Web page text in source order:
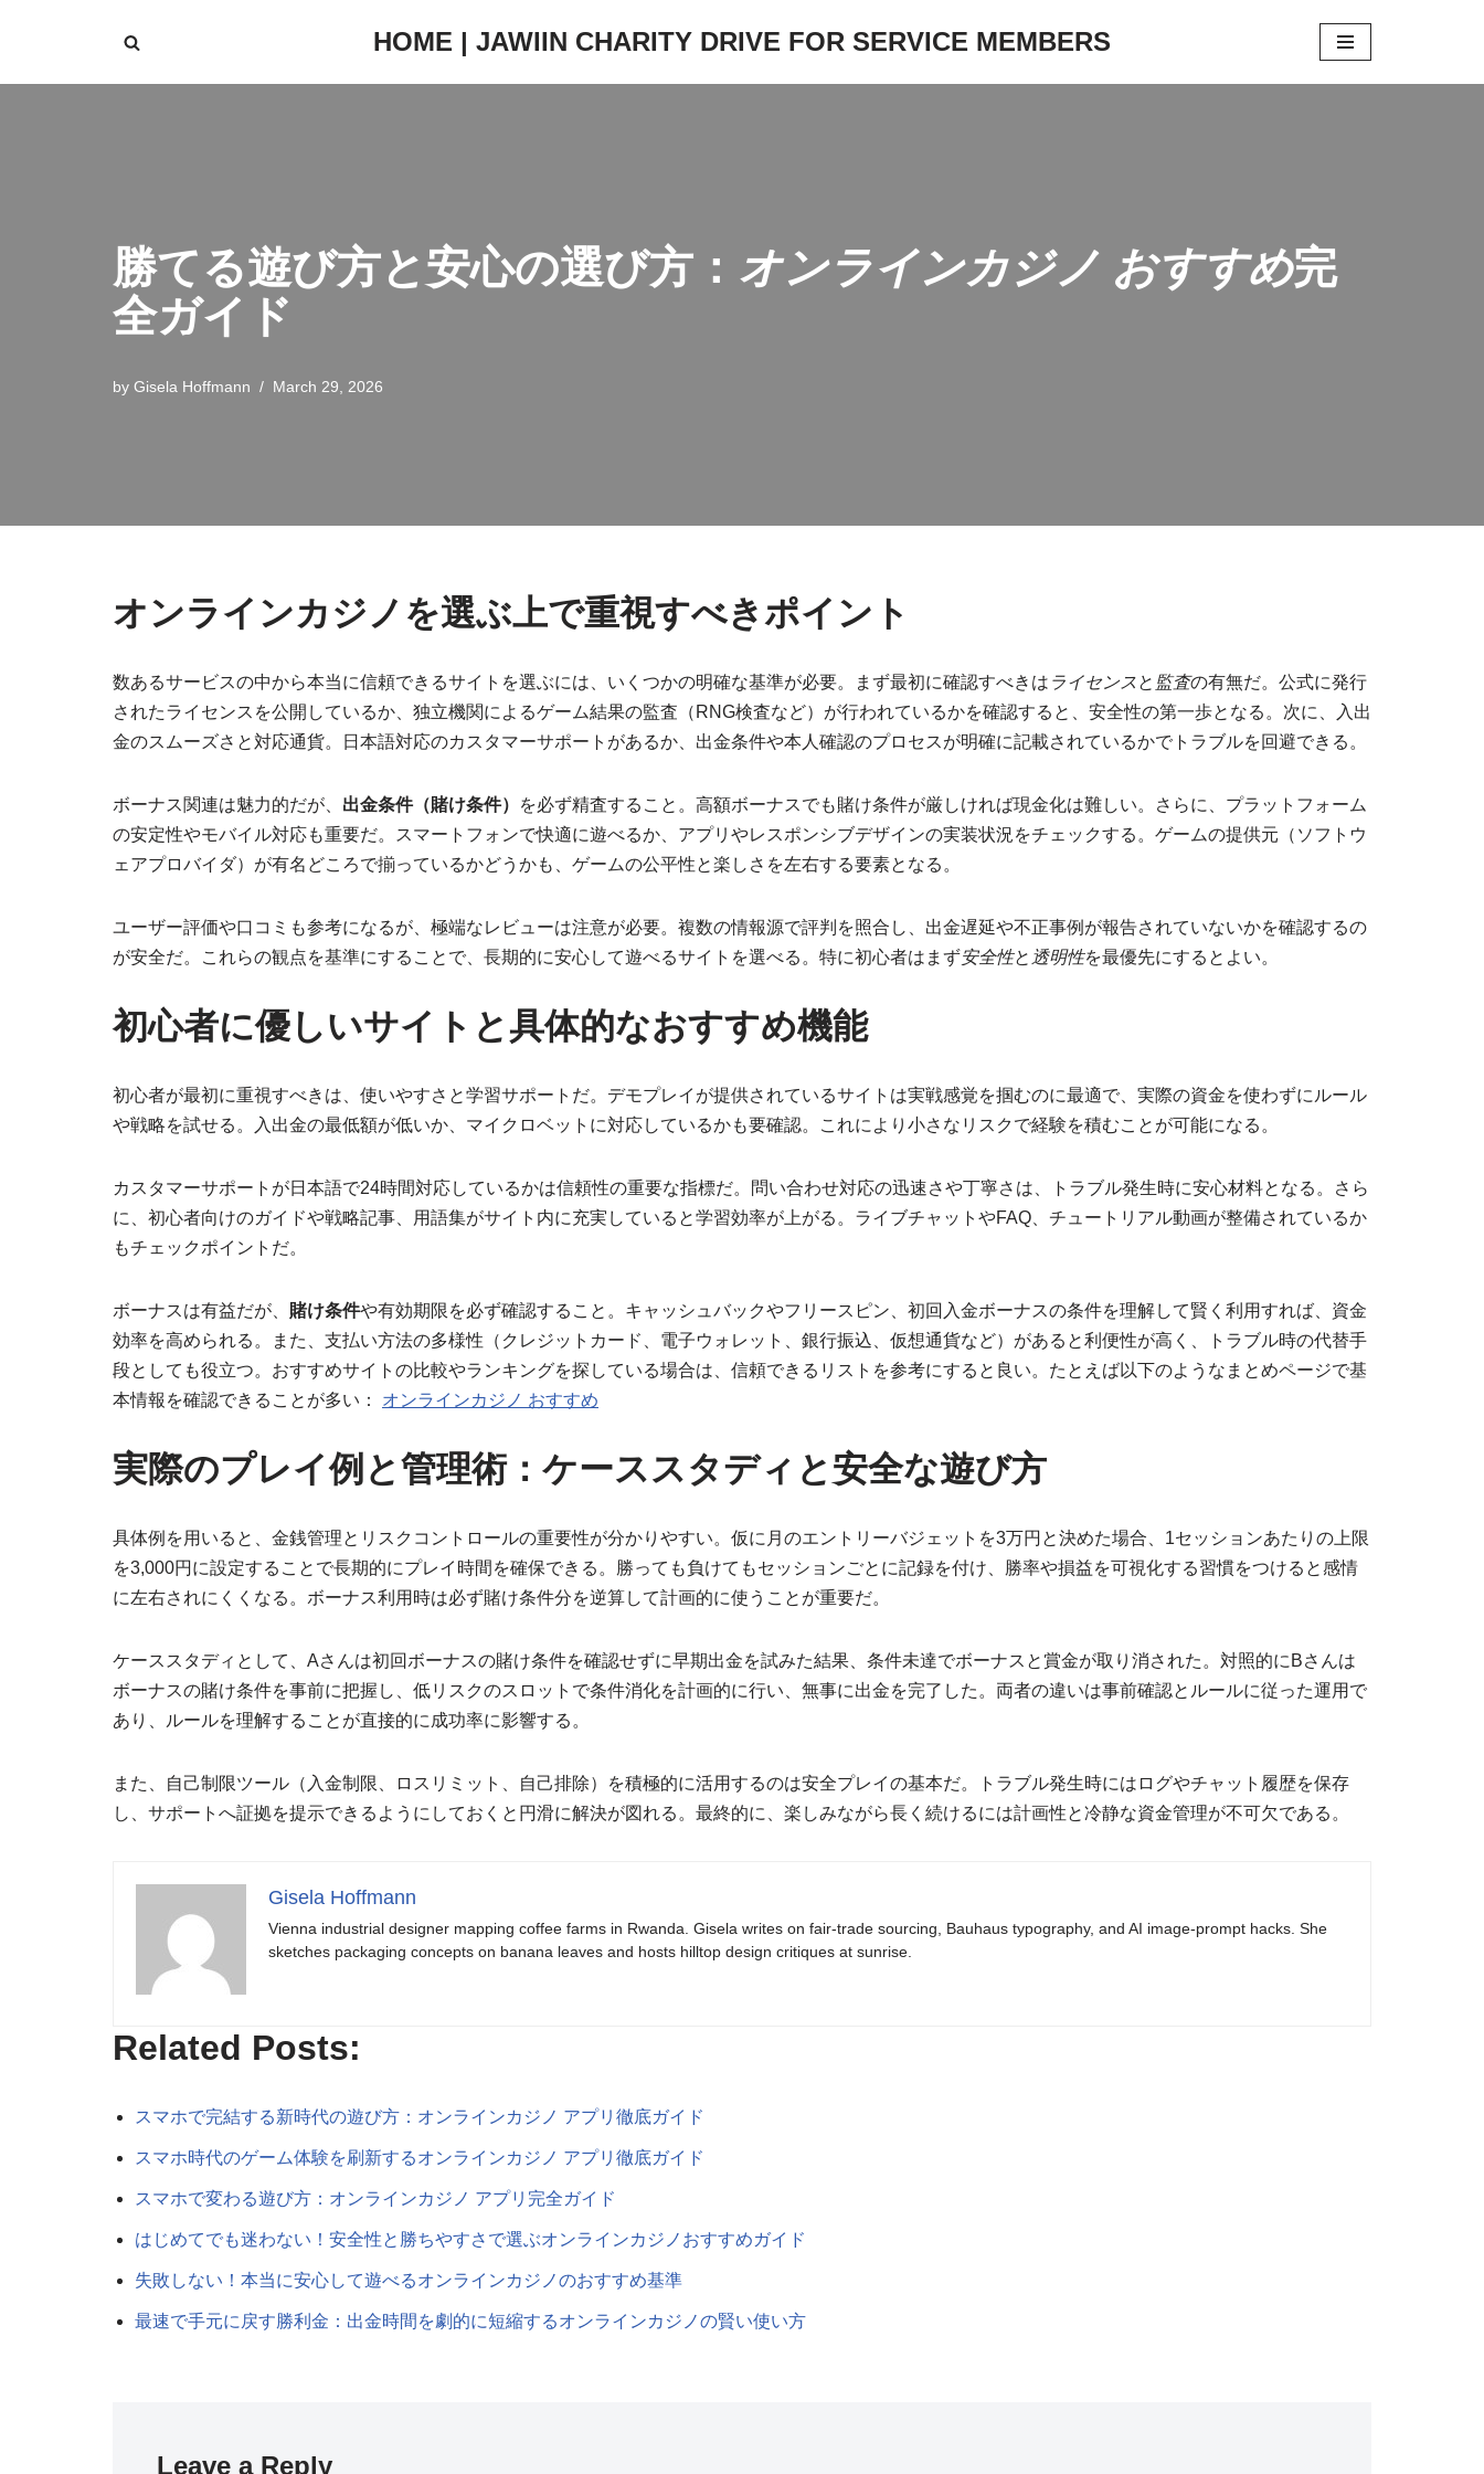
HOME | JAWIIN CHARITY DRIVE FOR SERVICE MEMBERS
勝てる遊び方と安心の選び方： オンラインカジノ おすすめ完
全ガイド
by Gisela Hoffmann March 29, 2026
オンラインカジノを選ぶ上で重視すべきポイント
数あるサービスの中から本当に信頼できるサイトを選ぶには、いくつかの明確な基準が必要。まず最初に確認すべきは ライセンスと 監査の有無だ。公式に発行
されたライセンスを公開しているか、独立機関によるゲーム結果の監査（RNG検査など）が行われているかを確認すると、安全性の第一歩となる。次に、入出
金のスムーズさと対応通貨。日本語対応のカスタマーサポートがあるか、出金条件や本人確認のプロセスが明確に記載されているかでトラブルを回避できる。
ボーナス関連は魅力的だが、 出金条件（賭け条件）
を必ず精査すること。高額ボーナスでも賭け条件が厳しければ現金化は難しい。さらに、プラットフォーム
の安定性やモバイル対応も重要だ。スマートフォンで快適に遊べるか、アプリやレスポンシブデザインの実装状況をチェックする。ゲームの提供元（ソフトウ
ェアプロバイダ）が有名どころで揃っているかどうかも、ゲームの公平性と楽しさを左右する要素となる。
ユーザー評価や口コミも参考になるが、極端なレビューは注意が必要。複数の情報源で評判を照合し、出金遅延や不正事例が報告されていないかを確認するの
が安全だ。これらの観点を基準にすることで、長期的に安心して遊べるサイトを選べる。特に初心者はまず安全性と 透明性を最優先にするとよい。
初心者に優しいサイトと具体的なおすすめ機能
初心者が最初に重視すべきは、使いやすさと学習サポートだ。デモプレイが提供されているサイトは実戦感覚を掴むのに最適で、実際の資金を使わずにルール
や戦略を試せる。入出金の最低額が低いか、マイクロベットに対応しているかも要確認。これにより小さなリスクで経験を積むことが可能になる。
カスタマーサポートが日本語で24時間対応しているかは信頼性の重要な指標だ。問い合わせ対応の迅速さや丁寧さは、トラブル発生時に安心材料となる。さら
に、初心者向けのガイドや戦略記事、用語集がサイト内に充実していると学習効率が上がる。ライブチャットやFAQ、チュートリアル動画が整備されているか
もチェックポイントだ。
ボーナスは有益だが、 賭け条件や有効期限を必ず確認すること。キャッシュバックやフリースピン、初回入金ボーナスの条件を理解して賢く利用すれば、資金
効率を高められる。また、支払い方法の多様性（クレジットカード、電子ウォレット、銀行振込、仮想通貨など）があると利便性が高く、トラブル時の代替手
段としても役立つ。おすすめサイトの比較やランキングを探している場合は、信頼できるリストを参考にすると良い。たとえば以下のようなまとめページで基
本情報を確認できることが多い： オンラインカジノ おすすめ
実際のプレイ例と管理術：ケーススタディと安全な遊び方
具体例を用いると、金銭管理とリスクコントロールの重要性が分かりやすい。仮に月のエントリーバジェットを3万円と決めた場合、1セッションあたりの上限
を3,000円に設定することで長期的にプレイ時間を確保できる。勝っても負けてもセッションごとに記録を付け、勝率や損益を可視化する習慣をつけると感情
に左右されにくくなる。ボーナス利用時は必ず賭け条件分を逆算して計画的に使うことが重要だ。
ケーススタディとして、Aさんは初回ボーナスの賭け条件を確認せずに早期出金を試みた結果、条件未達でボーナスと賞金が取り消された。対照的にBさんは
ボーナスの賭け条件を事前に把握し、低リスクのスロットで条件消化を計画的に行い、無事に出金を完了した。両者の違いは事前確認とルールに従った運用で
あり、ルールを理解することが直接的に成功率に影響する。
また、自己制限ツール（入金制限、ロスリミット、自己排除）を積極的に活用するのは安全プレイの基本だ。トラブル発生時にはログやチャット履歴を保存
し、サポートへ証拠を提示できるようにしておくと円滑に解決が図れる。最終的に、楽しみながら長く続けるには計画性と冷静な資金管理が不可欠である。
Gisela Hoffmann
Vienna industrial designer mapping coffee farms in Rwanda. Gisela writes on fair-trade sourcing, Bauhaus typography, and AI image-prompt hacks. She
sketches packaging concepts on banana leaves and hosts hilltop design critiques at sunrise.
Related Posts:
スマホで完結する新時代の遊び方：オンラインカジノ アプリ徹底ガイド
スマホ時代のゲーム体験を刷新するオンラインカジノ アプリ徹底ガイド
スマホで変わる遊び方：オンラインカジノ アプリ完全ガイド
はじめてでも迷わない！安全性と勝ちやすさで選ぶオンラインカジノおすすめガイド
失敗しない！本当に安心して遊べるオンラインカジノのおすすめ基準
最速で手元に戻す勝利金：出金時間を劇的に短縮するオンラインカジノの賢い使い方
Leave a Reply